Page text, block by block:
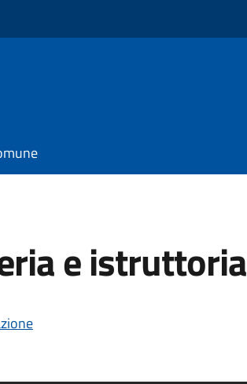
e istruttoria